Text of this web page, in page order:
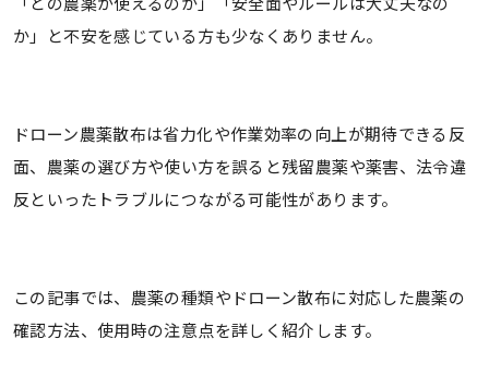
か」と不安を感じている方も少なくありません。
ドローン農薬散布は省力化や作業効率の向上が期待できる反
面、農薬の選び方や使い方を誤ると残留農薬や薬害、法令違
反といったトラブルにつながる可能性があります。
この記事では、農薬の種類やドローン散布に対応した農薬の
確認方法、使用時の注意点を詳しく紹介します。